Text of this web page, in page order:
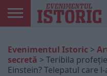
ONLINE
EDIȚII
TIPĂRITE
ISTORIC
PLAY
CONTUL
MEU
Evenimentul Istoric >
secretă > Teribila
Einstein? Telepatul care